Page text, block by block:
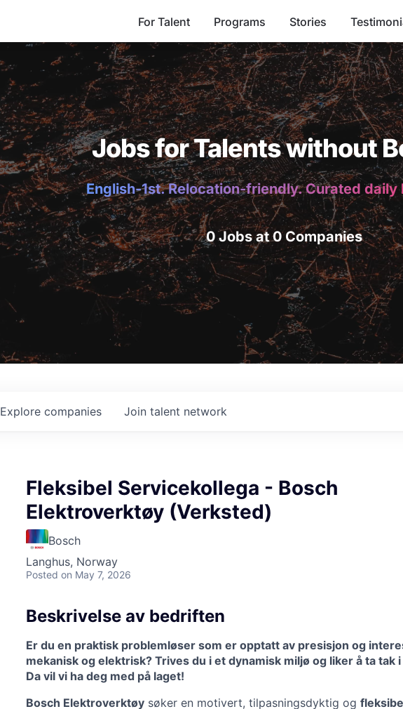
For Talent Programs Stories
Jobs for Talents without
English-1st. Relocation-friendly. Curated daily
0 Jobs at 0 Companies
Explore companies Join talent network
Fleksibel Servicekollega - Bosch
Elektroverktøy (Verksted)
Bosch
Langhus, Norway
Posted on May 7, 2026
Beskrivelse av bedriften
Er du en praktisk problemløser som er opptatt av presisjon og
mekanisk og elektrisk? Trives du i et dynamisk miljø og liker å ta
Da vil vi ha deg med på laget!
Bosch Elektroverktøy søker en motivert, tilpasningsdyktig og